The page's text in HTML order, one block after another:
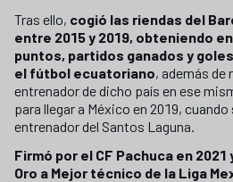
Tras ello, cogió las riendas del
entre 2015 y 2019, obteniendo
puntos, partidos ganados y
el fútbol ecuatoriano, además de
entrenador de dicho país en ese
para llegar a México en 2019,
entrenador del Santos Laguna.
Firmó por el CF Pachuca en
Oro a Mejor técnico de la Liga